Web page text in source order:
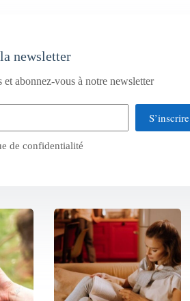
newsletter
et abonnez-vous à notre newsletter
S’inscrire
de confidentialité